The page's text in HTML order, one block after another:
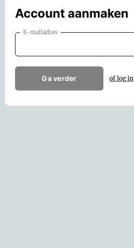
Account aanmaken
E-mailadres
Ga verder of log in